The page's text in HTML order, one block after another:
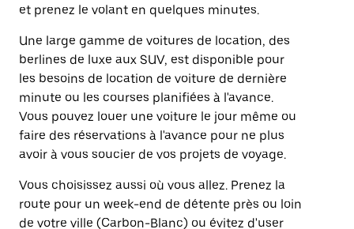
et prenez le volant en quelques minutes.
Une large gamme de voitures de location, des
berlines de luxe aux SUV, est disponible pour
les besoins de location de voiture de dernière
minute ou les courses planifiées à l'avance.
Vous pouvez louer une voiture le jour même ou
faire des réservations à l'avance pour ne plus
avoir à vous soucier de vos projets de voyage.
Vous choisissez aussi où vous allez. Prenez la
route pour un week-end de détente près ou loin
de votre ville (Carbon-Blanc) ou évitez d'user